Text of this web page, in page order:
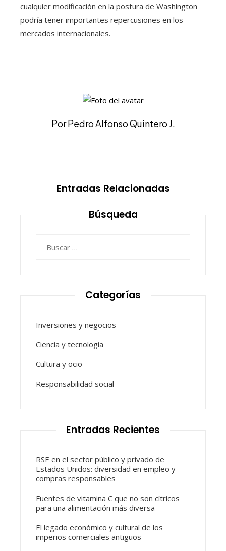
cualquier modificación en la postura de Washington
podría tener importantes repercusiones en los
mercados internacionales.
Por Pedro Alfonso Quintero J.
Entradas Relacionadas
Búsqueda
Categorías
Inversiones y negocios
Ciencia y tecnología
Cultura y ocio
Responsabilidad social
Entradas Recientes
RSE en el sector público y privado de
Estados Unidos: diversidad en empleo y
compras responsables
Fuentes de vitamina C que no son cítricos
para una alimentación más diversa
El legado económico y cultural de los
imperios comerciales antiguos